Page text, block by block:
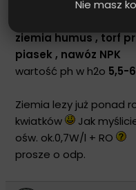
Nie masz
ziemia uniwersalna
ziemia humus , torf
piasek , nawóz NPK
wartość ph w h2o 5,5-
Ziemia lezy już ponad
kwiatków
Jak
ośw. ok.0,7W/l + RO
prosze o odp.